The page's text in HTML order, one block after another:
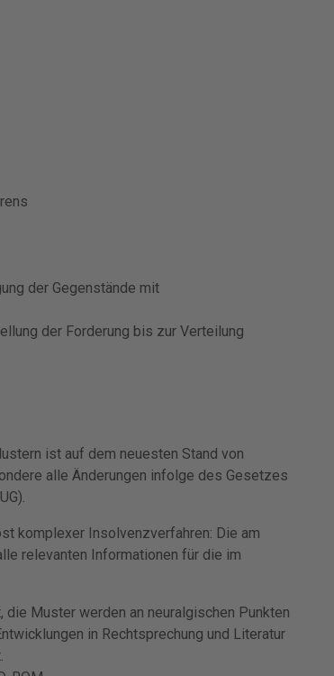
der Gegenstände mit
der Forderung bis zur Verteilung
ist auf dem neuesten Stand von
alle Änderungen infolge des Gesetzes
komplexer Insolvenzverfahren: Die am
relevanten Informationen für die im
Muster werden an neuralgischen Punkten
in Rechtsprechung und Literatur